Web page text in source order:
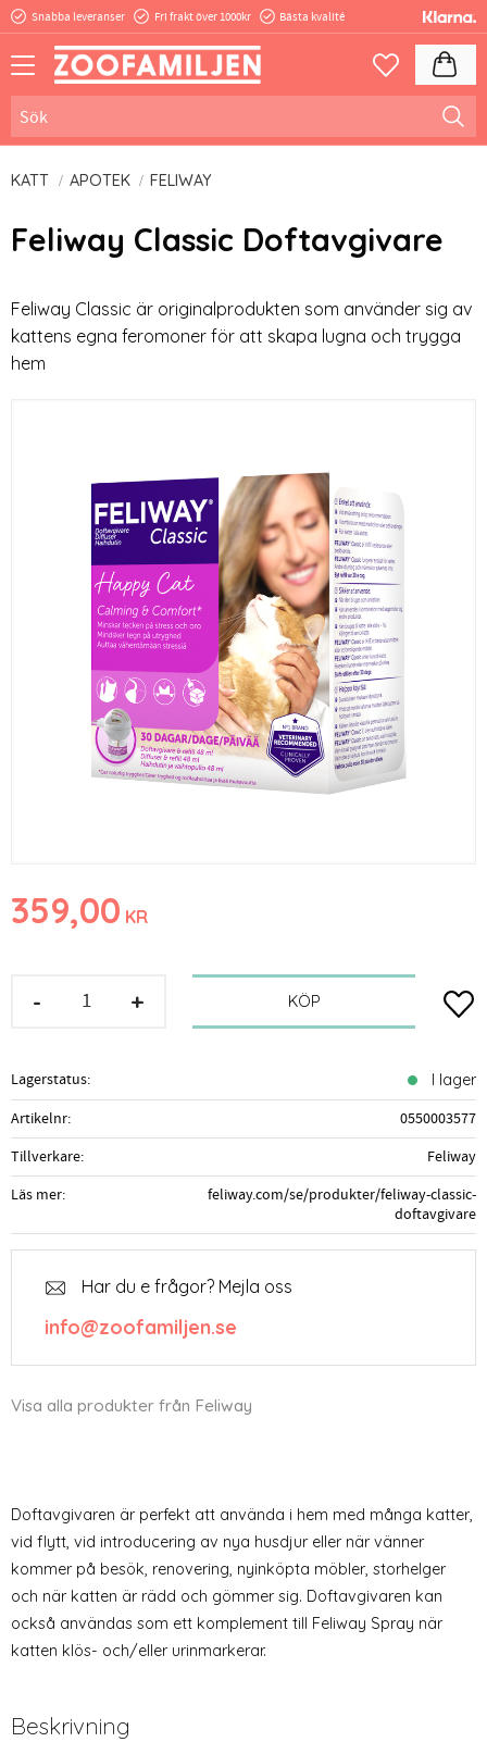
Snabba leveranser Fri frakt över 1000kr Bästa kvalité
Favoriter
KATT APOTEK FELIWAY
Feliway Classic Doftavgivare
Feliway Classic är originalprodukten som använder sig av
kattens egna feromoner för att skapa lugna och trygga
hem
359,00 KR
+
- KÖP
Lagerstatus I lager
Artikelnr
0550003577
Tillverkare
Feliway
Läs mer
feliway.com/se/produkter/feliway-classic-
doftavgivare
Har du e frågor? Mejla oss
info@zoofamiljen.se
Visa alla produkter från Feliway
Doftavgivaren är perfekt att använda i hem med många katter,
vid flytt, vid introducering av nya husdjur eller när vänner
kommer på besök, renovering, nyinköpta möbler, storhelger
och när katten är rädd och gömmer sig. Doftavgivaren kan
också användas som ett komplement till Feliway Spray när
katten klös- och/eller urinmarkerar.
Beskrivning